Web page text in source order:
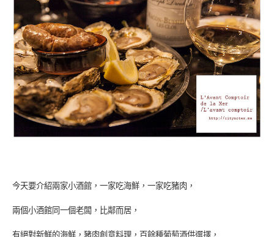
今天要介紹兩家小酒館，一家吃海鮮，一家吃豬肉，
兩個小酒館同一個老闆，比鄰而居，
有絕對新鮮的海鮮，豬肉創意料理，百餘種葡萄酒供選擇，